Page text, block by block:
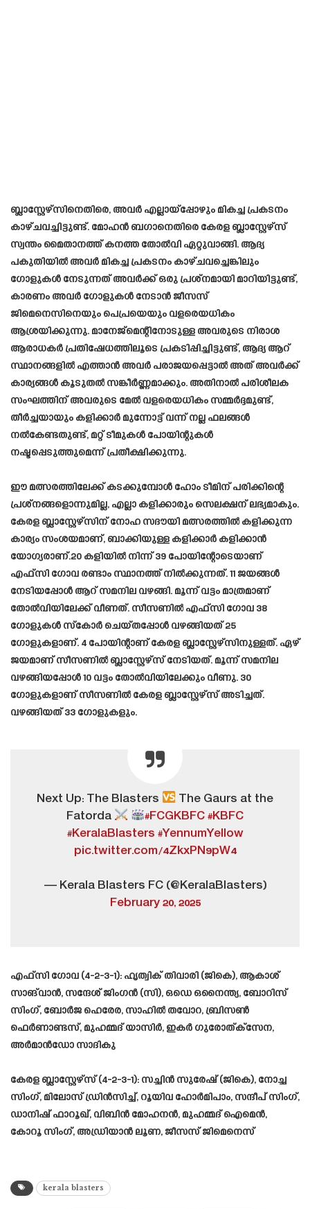
ബ്ലാസ്റ്റേഴ്‌സിനെതിരെ, അവർ എല്ലായ്പ്പോഴും മികച്ച പ്രകടനം
കാഴ്ചവച്ചിട്ടുണ്ട്. മോഹൻ ബഗാനെതിരെ കേരള ബ്ലാസ്റ്റേഴ്‌സ്
സ്വന്തം മൈതാനത്ത് കനത്ത തോൽവി ഏറ്റുവാങ്ങി. ആദ്യ
പകുതിയിൽ അവർ മികച്ച പ്രകടനം കാഴ്ചവച്ചെങ്കിലും
ഗോളുകൾ നേടുന്നത് അവർക്ക് ഒരു പ്രശ്‌നമായി മാറിയിട്ടുണ്ട്,
കാരണം അവർ ഗോളുകൾ നേടാൻ ജീസസ്
ജിമെനെസിനെയും പെപ്രയെയും വളരെയധികം
ആശ്രയിക്കുന്നു. മാനേജ്‌മെന്റിനോടുള്ള അവരുടെ നിരാശ
ആരാധകർ പ്രതിഷേധത്തിലൂടെ പ്രകടിപ്പിച്ചിട്ടുണ്ട്, ആദ്യ ആറ്
സ്ഥാനങ്ങളിൽ എത്താൻ അവർ പരാജയപ്പെട്ടാൽ അത് അവർക്ക്
കാര്യങ്ങൾ കൂടുതൽ സങ്കീർണ്ണമാക്കും. അതിനാൽ പരിശീലക
സംഘത്തിന് അവരുടെ മേൽ വളരെയധികം സമ്മർദ്ദമുണ്ട്,
തീർച്ചയായും കളിക്കാർ മുന്നോട്ട് വന്ന് നല്ല ഫലങ്ങൾ
നൽകേണ്ടതുണ്ട്, മറ്റ് ടീമുകൾ പോയിന്റുകൾ
നഷ്ടപ്പെടുത്തുമെന്ന് പ്രതീക്ഷിക്കുന്നു.
ഈ മത്സരത്തിലേക്ക് കടക്കുമ്പോൾ ഹോം ടീമിന് പരിക്കിന്റെ
പ്രശ്‌നങ്ങളൊന്നുമില്ല, എല്ലാ കളിക്കാരും സെലക്ഷന് ലഭ്യമാകും.
കേരള ബ്ലാസ്റ്റേഴ്‌സിന് നോഹ സദൗയി മത്സരത്തിൽ കളിക്കുന്ന
കാര്യം സംശയമാണ്, ബാക്കിയുള്ള കളിക്കാർ കളിക്കാൻ
യോഗ്യരാണ്.20 കളിയിൽ നിന്ന് 39 പോയിന്റോടെയാണ്
എഫ്സി ഗോവ രണ്ടാം സ്ഥാനത്ത് നിൽക്കുന്നത്. 11 ജയങ്ങൾ
നേടിയപ്പോൾ ആറ് സമനില വഴങ്ങി. മൂന്ന് വട്ടം മാത്രമാണ്
തോൽവിയിലേക്ക് വീണത്. സീസണിൽ എഫ്സി ഗോവ 38
ഗോളുകൾ സ്കോർ ചെയ്തപ്പോൾ വഴങ്ങിയത് 25
ഗോളുകളാണ്. 4 പോയിന്റാണ് കേരള ബ്ലാസ്റ്റേഴ്സിനുള്ളത്. ഏഴ്
ജയമാണ് സീസണിൽ ബ്ലാസ്റ്റേഴ്സ് നേടിയത്. മൂന്ന് സമനില
വഴങ്ങിയപ്പോൾ 10 വട്ടം തോൽവിയിലേക്കും വീണു. 30
ഗോളുകളാണ് സീസണിൽ കേരള ബ്ലാസ്റ്റേഴ്സ് അടിച്ചത്.
വഴങ്ങിയത് 33 ഗോളുകളും.
Next Up: The Blasters
The Gaurs at the
Fatorda
#FCGKBFC #KBFC
#KeralaBlasters #YennumYellow
pic.twitter.com/4ZkxPN9pW4
— Kerala Blasters FC (@KeralaBlasters)
February 20, 2025
എഫ്‌സി ഗോവ (4-2-3-1): ഹൃത്വിക് തിവാരി (ജികെ), ആകാശ്
സാങ്‌വാൻ, സന്ദേശ് ജിംഗൻ (സി), ഒഡെ ഒനൈന്ത്യ, ബോറിസ്
സിംഗ്, ബോർജ ഹെരേര, സാഹിൽ തവോറ, ബ്രിസൺ
ഫെർണാണ്ടസ്, മുഹമ്മദ് യാസിർ, ഇകർ ഗുരോത്‌ക്‌സേന,
അർമാൻഡോ സാദികു
കേരള ബ്ലാസ്റ്റേഴ്‌സ് (4-2-3-1): സച്ചിൻ സുരേഷ് (ജികെ), നോച്ച
സിംഗ്, മിലോസ് ഡ്രിൻസിച്ച്, റൂയിവ ഹോർമിപാം, സന്ദീപ് സിംഗ്,
ഡാനിഷ് ഫാറൂഖ്, വിബിൻ മോഹനൻ, മുഹമ്മദ് ഐമെൻ,
കോറൂ സിംഗ്, അഡ്രിയാൻ ലൂണ, ജീസസ് ജിമെനെസ്
kerala blasters